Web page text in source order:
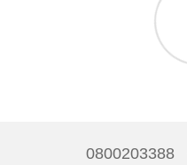
0800203388